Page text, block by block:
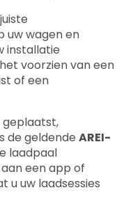
uw wagen en
installatie
voorzien van een
of een
geplaatst,
de geldende AREI-
laadpaal
een app of
u uw laadsessies